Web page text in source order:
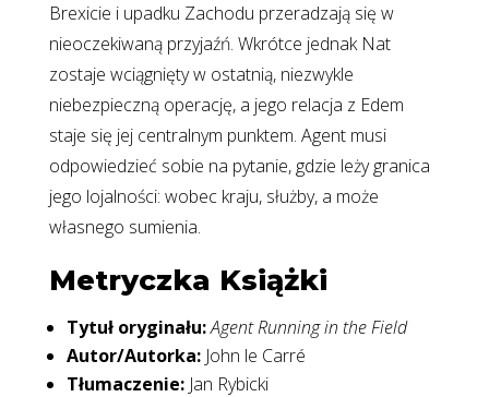
Brexicie i upadku Zachodu przeradzają się w
nieoczekiwaną przyjaźń. Wkrótce jednak Nat
zostaje wciągnięty w ostatnią, niezwykle
niebezpieczną operację, a jego relacja z Edem
staje się jej centralnym punktem. Agent musi
odpowiedzieć sobie na pytanie, gdzie leży granica
jego lojalności: wobec kraju, służby, a może
własnego sumienia.
Metryczka Książki
Tytuł oryginału:Agent Running in the Field
Autor/Autorka:John le Carré
Tłumaczenie:Jan Rybicki